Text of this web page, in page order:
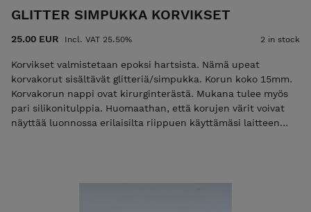
GLITTER SIMPUKKA KORVIKSET
25.00 EUR Incl. VAT 25.50% 2 in stock
Korvikset valmistetaan epoksi hartsista. Nämä upeat
korvakorut sisältävät glitteriä/simpukka. Korun koko 15mm.
Korvakorun nappi ovat kirurginterästä. Mukana tulee myös
pari silikonitulppia. Huomaathan, että korujen värit voivat
näyttää luonnossa erilaisilta riippuen käyttämäsi laitteen